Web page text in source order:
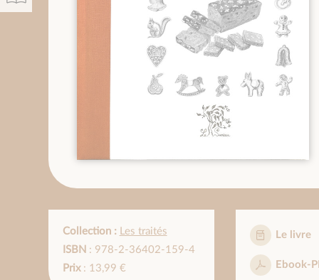
Collection :
Les traités
ISBN : 978-2-36402-159-4
Prix: 13,99 €
Le livre
Ebook-